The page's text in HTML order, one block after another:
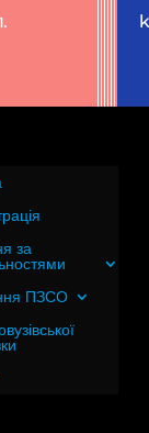
за
ПЗСО